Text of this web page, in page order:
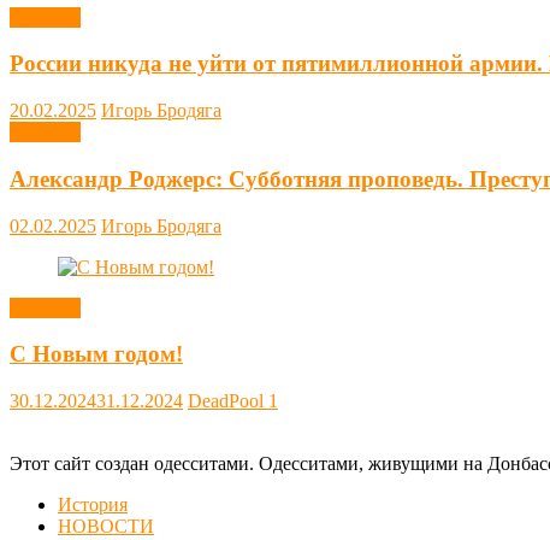
России никуда не уйти от пятимиллионной
20.02.2025 Игорь Бродяга
Александр Роджерс: Субботняя проповедь.
02.02.2025 Игорь Бродяга
С Новым годом!
30.12.202431.12.2024 DeadPool 1
Этот сайт создан одесситами. Одесситами, живущими на
История
НОВОСТИ